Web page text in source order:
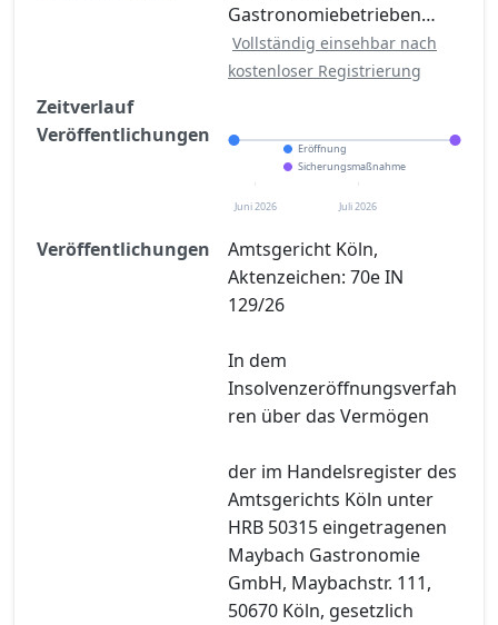
Gastronomiebetrieben…
Vollständig einsehbar nach
kostenloser Registrierung
Zeitverlauf
Veröffentlichungen
Eröffnung
Sicherungsmaßnahme
Juni 2026 Juli 2026
Veröffentlichungen
Amtsgericht Köln,
Aktenzeichen: 70e IN
129/26
In dem
Insolvenzeröffnungsverfah
ren über das Vermögen
der im Handelsregister des
Amtsgerichts Köln unter
HRB 50315 eingetragenen
Maybach Gastronomie
GmbH, Maybachstr. 111,
50670 Köln, gesetzlich